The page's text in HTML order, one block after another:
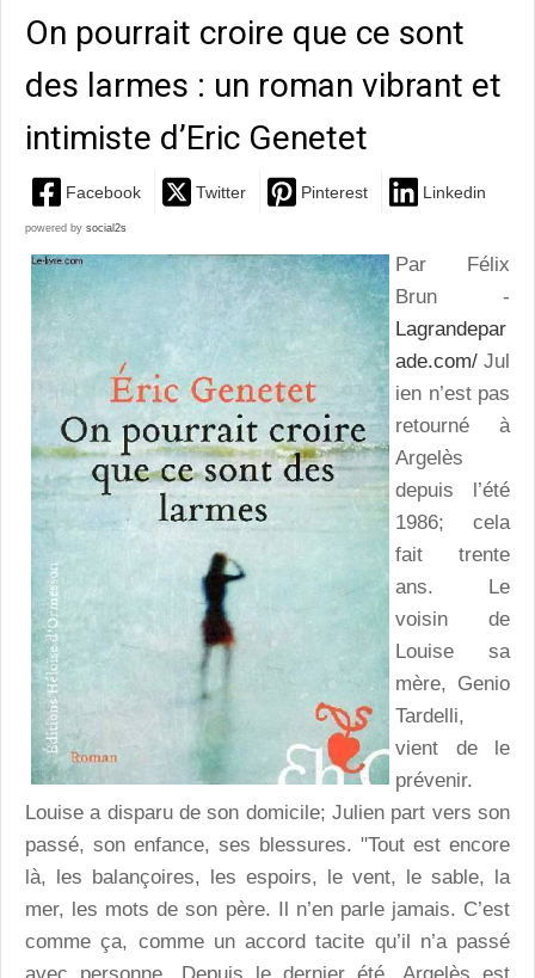
On pourrait croire que ce sont
des larmes : un roman vibrant et
intimiste d’Eric Genetet
Facebook Twitter Pinterest Linkedin
powered by social2s
Par Félix
Brun -
Lagrandepar
ade.com/ Jul
ien n’est pas
retourné à
Argelès
depuis l’été
1986; cela
fait trente
ans. Le
voisin de
Louise sa
mère, Genio
Tardelli,
vient de le
prévenir.
Louise a disparu de son domicile; Julien part vers son
passé, son enfance, ses blessures. "Tout est encore
là, les balançoires, les espoirs, le vent, le sable, la
mer, les mots de son père. Il n’en parle jamais. C’est
comme ça, comme un accord tacite qu’il n’a passé
avec personne. Depuis le dernier été, Argelès est